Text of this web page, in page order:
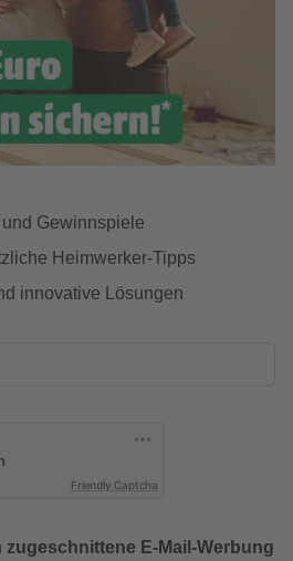
Gewinnspiele
Heimwerker-Tipps
innovative Lösungen
Friendly Captcha
zugeschnittene E-Mail-Werbung